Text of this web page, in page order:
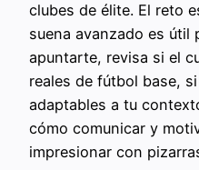
clubes de élite. El reto
suena avanzado es útil
apuntarte, revisa si el
reales de fútbol base,
adaptables a tu
cómo comunicar y
impresionar con